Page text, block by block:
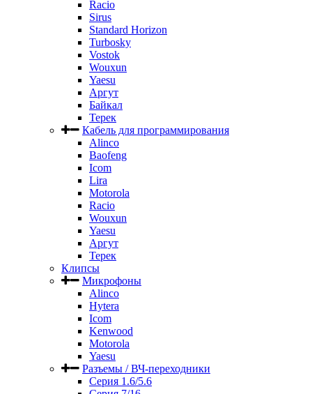
Racio
Sirus
Standard Horizon
Turbosky
Vostok
Wouxun
Yaesu
Аргут
Байкал
Терек
Кабель для программирования
Alinco
Baofeng
Icom
Lira
Motorola
Racio
Wouxun
Yaesu
Аргут
Терек
Клипсы
Микрофоны
Alinco
Hytera
Icom
Kenwood
Motorola
Yaesu
Разъемы / ВЧ-переходники
Серия 1.6/5.6